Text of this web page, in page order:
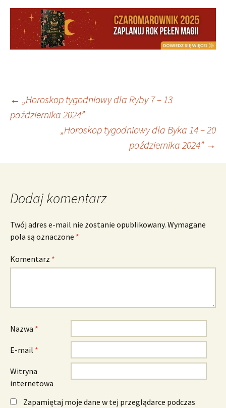
Nawigacja
wpisu
← „Horoskop tygodniowy dla Ryby 7 – 13
października 2024”
„Horoskop tygodniowy dla Byka 14 – 20
października 2024” →
Dodaj komentarz
Twój adres e-mail nie zostanie opublikowany. Wymagane
pola są oznaczone *
Komentarz *
Nazwa *
E-mail *
Witryna
internetowa
Zapamiętaj moje dane w tej przeglądarce podczas